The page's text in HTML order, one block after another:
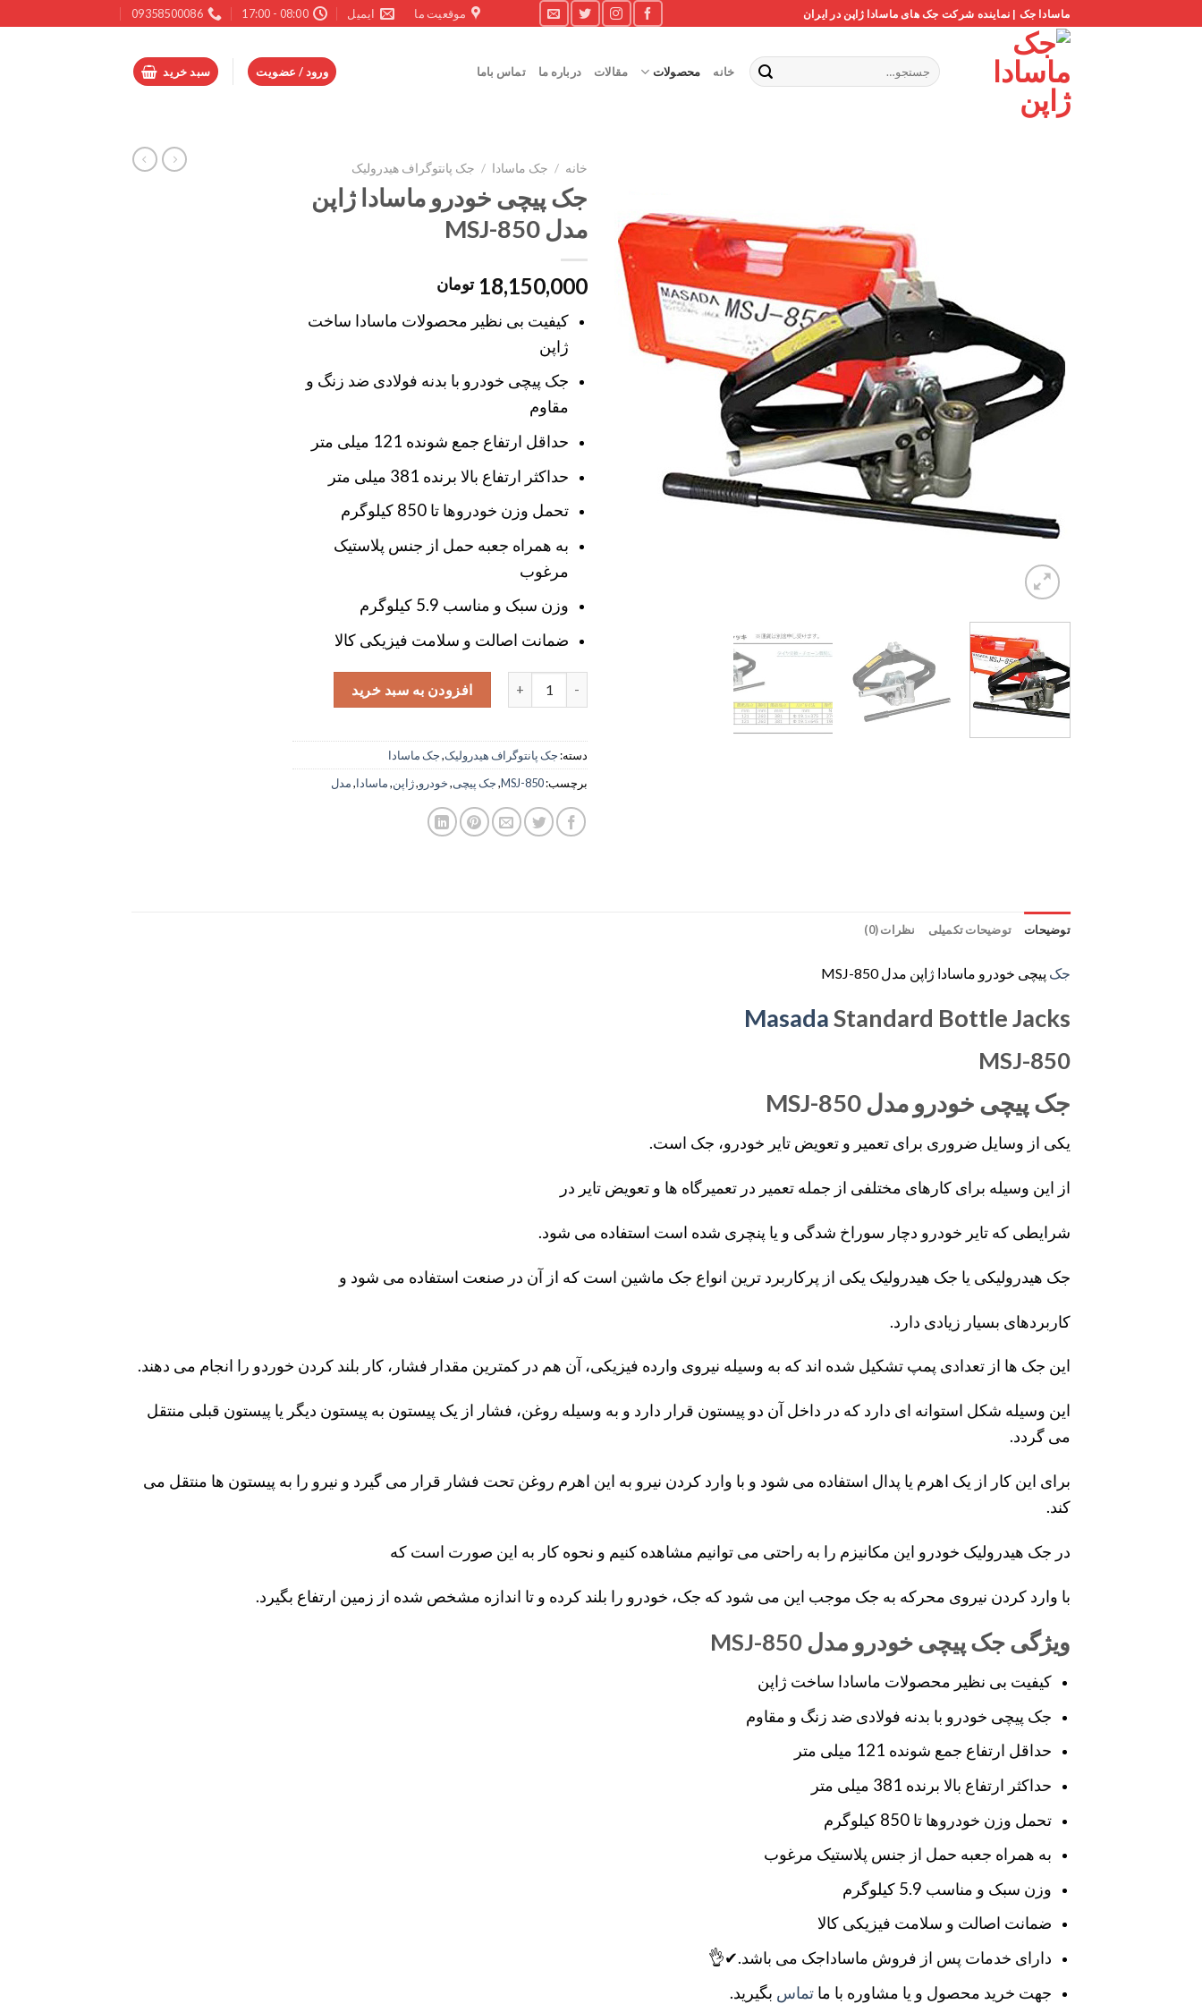
to
ماسادا جک | نماینده شرکت جک های ماسادا ژاپن در ایران موقعیت ما ایمیل 08:00 - 17:00
09358500086
جستجو
برای:
خانه محصولات مقالات درباره ما تماس باما ورود / عضویت سبد خرید
خانه / جک ماسادا / جک پانتوگراف هیدرولیک
جک پیچی خودرو ماسادا ژاپن
مدل MSJ-850
18,150,000 تومان
کیفیت بی نظیر محصولات ماسادا ساخت
ژاپن
جک پیچی خودرو با بدنه فولادی ضد زنگ و
مقاوم
حداقل ارتفاع جمع شونده 121 میلی متر
حداکثر ارتفاع بالا برنده 381 میلی متر
تحمل وزن خودروها تا 850 کیلوگرم
به همراه جعبه حمل از جنس پلاستیک
مرغوب
وزن سبک و مناسب 5.9 کیلوگرم
ضمانت اصالت و سلامت فیزیکی کالا
جک پیچی خودرو ماسادا ژاپن مدل MSJ-850 عددافزودن به سبد خرید
دسته: جک پانتوگراف هیدرولیک,جک ماسادا
برچسب:MSJ-850
,جک پیچی,خودرو,ژاپن,ماسادا,مدل
توضیحات توضیحات تکمیلی نظرات (0)
جک پیچی خودرو ماسادا ژاپن مدل MSJ-850
MasadaStandard Bottle Jacks
MSJ-850
جک پیچی خودرو مدل MSJ-850
یکی از وسایل ضروری برای تعمیر و تعویض تایر خودرو، جک است.
از این وسیله برای کارهای مختلفی از جمله تعمیر در تعمیرگاه ها و تعویض تایر در
شرایطی که تایر خودرو دچار سوراخ شدگی و یا پنچری شده است استفاده می شود.
جک هیدرولیکی یا جک هیدرولیک یکی از پرکاربرد ترین انواع جک ماشین است که از آن در صنعت استفاده می شود و
کاربردهای بسیار زیادی دارد.
این جک ها از تعدادی پمپ تشکیل شده اند که به وسیله نیروی وارده فیزیکی، آن هم در کمترین مقدار فشار، کار بلند کردن خوردو را انجام می دهند.
این وسیله شکل استوانه ای دارد که در داخل آن دو پیستون قرار دارد و به وسیله روغن، فشار از یک پیستون به پیستون دیگر یا پیستون قبلی منتقل
می گردد.
برای این کار از یک اهرم یا پدال استفاده می شود و با وارد کردن نیرو به این اهرم روغن تحت فشار قرار می گیرد و نیرو را به پیستون ها منتقل می
کند.
در جک هیدرولیک خودرو این مکانیزم را به راحتی می توانیم مشاهده کنیم و نحوه کار به این صورت است که
با وارد کردن نیروی محرکه به جک موجب این می شود که جک، خودرو را بلند کرده و تا اندازه مشخص شده از زمین ارتفاع بگیرد.
ویژگی جک پیچی خودرو مدل MSJ-850
کیفیت بی نظیر محصولات ماسادا ساخت ژاپن
جک پیچی خودرو با بدنه فولادی ضد زنگ و مقاوم
حداقل ارتفاع جمع شونده 121 میلی متر
حداکثر ارتفاع بالا برنده 381 میلی متر
تحمل وزن خودروها تا 850 کیلوگرم
به همراه جعبه حمل از جنس پلاستیک مرغوب
وزن سبک و مناسب 5.9 کیلوگرم
ضمانت اصالت و سلامت فیزیکی کالا
دارای خدمات پس از فروش ماساداجک می باشد.✔👌
جهت خرید محصول و یا مشاوره با ما تماس بگیرید.